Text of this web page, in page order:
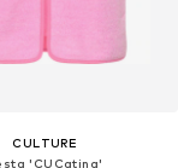
CULTURE
'CUCatina'